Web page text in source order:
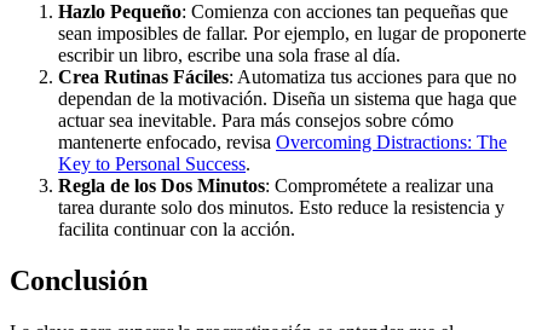
Hazlo Pequeño: Comienza con acciones tan pequeñas que
sean imposibles de fallar. Por ejemplo, en lugar de proponerte
escribir un libro, escribe una sola frase al día.
Crea Rutinas Fáciles: Automatiza tus acciones para que no
dependan de la motivación. Diseña un sistema que haga que
actuar sea inevitable. Para más consejos sobre cómo
mantenerte enfocado, revisa Overcoming Distractions: The
Key to Personal Success.
Regla de los Dos Minutos: Comprométete a realizar una
tarea durante solo dos minutos. Esto reduce la resistencia y
facilita continuar con la acción.
Conclusión